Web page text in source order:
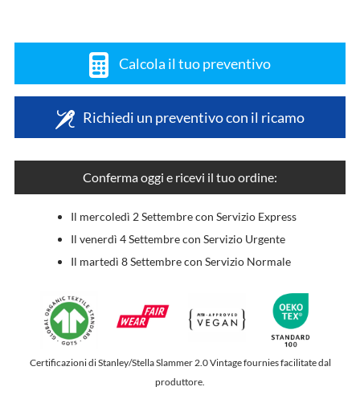
Calcola il tuo preventivo
Richiedi un preventivo con il ricamo
Conferma oggi e ricevi il tuo ordine:
Il mercoledì 2 Settembre con Servizio Express
Il venerdì 4 Settembre con Servizio Urgente
Il martedì 8 Settembre con Servizio Normale
Certificazioni di Stanley/Stella Slammer 2.0 Vintage fournies facilitate dal
produttore.